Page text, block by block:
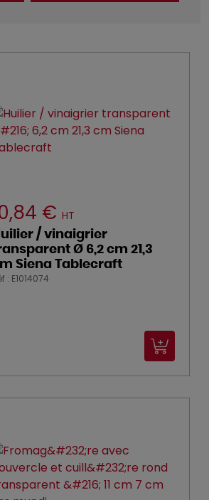
€ HT
/ vinaigrier
Ø 6,2 cm 21,3
Siena Tablecraft
: E1014074